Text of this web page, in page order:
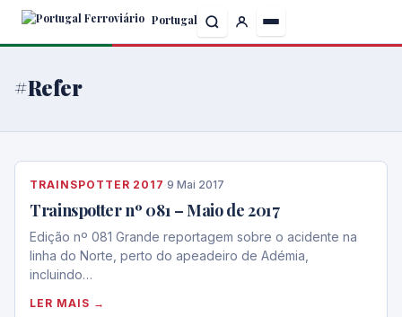
Skip
content
Portugal
#Refer
TRAINSPOTTER 2017 ·9 Mai 2017
Trainspotter nº 081 – Maio de 2017
Edição nº 081 Grande reportagem sobre o acidente na
linha do Norte, perto do apeadeiro de Adémia,
incluindo…
LER MAIS →